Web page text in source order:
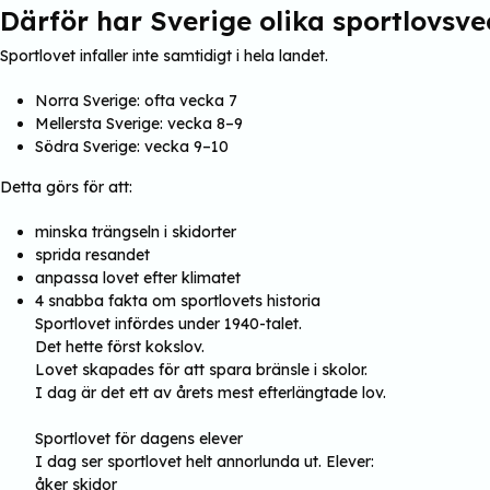
Därför har Sverige olika
Sportlovet infaller inte samtidigt i hela landet.
Norra Sverige: ofta vecka 7
Mellersta Sverige: vecka 8–9
Södra Sverige: vecka 9–10
Detta görs för att:
minska trängseln i skidorter
sprida resandet
anpassa lovet efter klimatet
4 snabba fakta om sportlovets historia
Sportlovet infördes under 1940-talet.
Det hette först kokslov.
Lovet skapades för att spara bränsle i skolor.
I dag är det ett av årets mest efterlängtade lov.
Sportlovet för dagens elever
I dag ser sportlovet helt annorlunda ut. Elever:
åker skidor